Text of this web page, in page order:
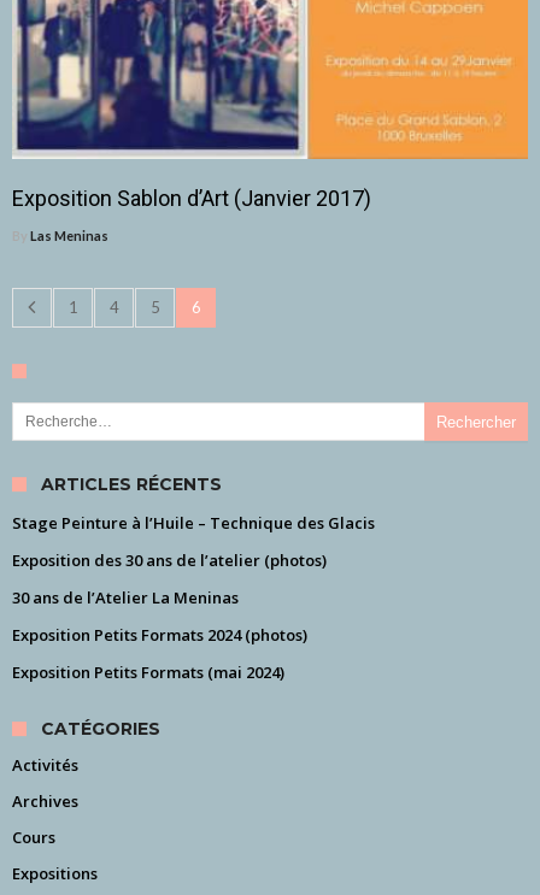
Exposition Sablon d’Art (Janvier 2017)
By Las Meninas
1 4 5 6
Rechercher :
ARTICLES RÉCENTS
Stage Peinture à l’Huile – Technique des Glacis
Exposition des 30 ans de l’atelier (photos)
30 ans de l’Atelier La Meninas
Exposition Petits Formats 2024 (photos)
Exposition Petits Formats (mai 2024)
CATÉGORIES
Activités
Archives
Cours
Expositions